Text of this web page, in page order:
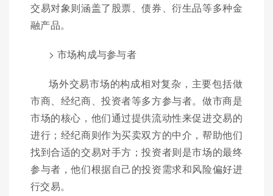
交易对象则涵盖了股票、债券、衍生品等多种金
融产品。
> 市场构成与参与者
场外交易市场的构成相对复杂，主要包括做
市商、经纪商、投资者等多方参与者。做市商是
市场的核心，他们通过提供流动性来促进交易的
进行；经纪商则作为买卖双方的中介，帮助他们
找到合适的交易对手方；投资者则是市场的最终
参与者，他们根据自己的投资需求和风险偏好进
行交易。